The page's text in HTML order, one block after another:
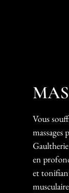
Vous
massages
en
et